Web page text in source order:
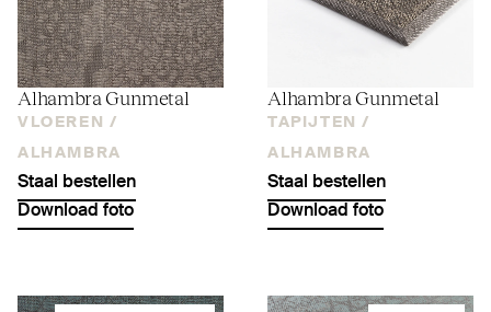
Alhambra Gunmetal
VLOEREN /
ALHAMBRA
Staal bestellen
Download foto
Alhambra Gunmetal
TAPIJTEN /
ALHAMBRA
Staal bestellen
Download foto